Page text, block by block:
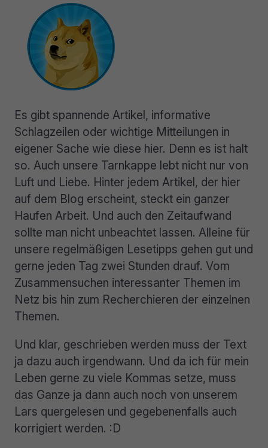
Es gibt spannende Artikel, informative
Schlagzeilen oder wichtige Mitteilungen in
eigener Sache wie diese hier. Denn es ist halt
so. Auch unsere Tarnkappe lebt nicht nur von
Luft und Liebe. Hinter jedem Artikel, der hier
auf dem Blog erscheint, steckt ein ganzer
Haufen Arbeit. Und auch den Zeitaufwand
sollte man nicht unbeachtet lassen. Alleine für
unsere regelmäßigen Lesetipps gehen gut und
gerne jeden Tag zwei Stunden drauf. Vom
Zusammensuchen interessanter Themen im
Netz bis hin zum Recherchieren der einzelnen
Themen.
Und klar, geschrieben werden muss der Text
ja dazu auch irgendwann. Und da ich für mein
Leben gerne zu viele Kommas setze, muss
das Ganze ja dann auch noch von unserem
Lars quergelesen und gegebenenfalls auch
korrigiert werden. :D